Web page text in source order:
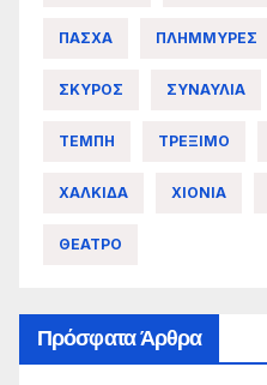
ΠΑΣΧΑ ΠΛΗΜΜΥΡΕΣ
ΣΚΥΡΟΣ ΣΥΝΑΥΛΙΑ
ΤΕΜΠΗ ΤΡΕΞΙΜΟ
ΧΑΛΚΙΔΑ ΧΙΟΝΙΑ
ΘΕΑΤΡΟ
Πρόσφατα Άρθρα